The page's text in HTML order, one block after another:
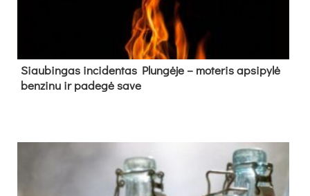
Siau­bin­gas in­ci­den­tas Plun­gė­je – mo­te­ris ap­si­py­lė
ben­zi­nu ir pa­de­gė sa­ve